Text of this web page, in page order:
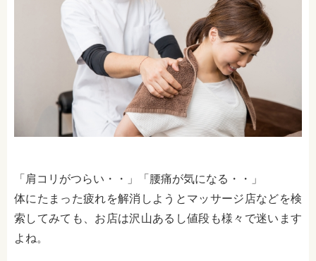
「肩コリがつらい・・」「腰痛が気になる・・」
体にたまった疲れを解消しようとマッサージ店などを検
索してみても、お店は沢山あるし値段も様々で迷います
よね。